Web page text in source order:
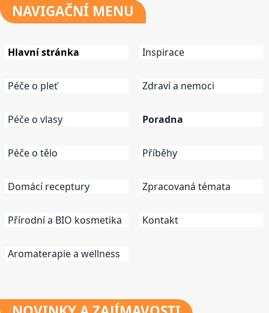
NAVIGAČNÍ MENU
Hlavní stránka
Péče o pleť
Péče o vlasy
Péče o tělo
Domácí receptury
Přírodní a BIO kosmetika
Aromaterapie a wellness
Inspirace
Zdraví a nemoci
Poradna
Příběhy
Zpracovaná témata
Kontakt